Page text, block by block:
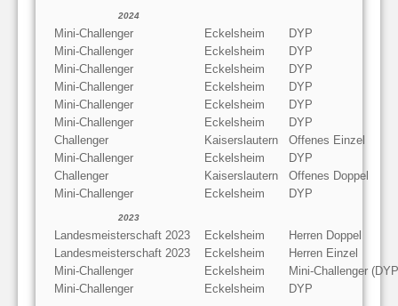
2024
Mini-Challenger Eckelsheim
DYP
Mini-Challenger
Eckelsheim
DYP
Mini-Challenger
Eckelsheim
DYP
Mini-Challenger
Eckelsheim
DYP
Mini-Challenger
Eckelsheim
DYP
Mini-Challenger
Eckelsheim
DYP
Challenger
Kaiserslautern
Offenes Einzel
Mini-Challenger
Eckelsheim
DYP
Challenger
Kaiserslautern
Offenes Doppel
Mini-Challenger
Eckelsheim DYP
2023
Landesmeisterschaft 2023 Eckelsheim
Herren Doppel
Landesmeisterschaft 2023
Eckelsheim
Herren Einzel
Mini-Challenger
Eckelsheim
Mini-Challenger
Mini-Challenger
Eckelsheim DYP